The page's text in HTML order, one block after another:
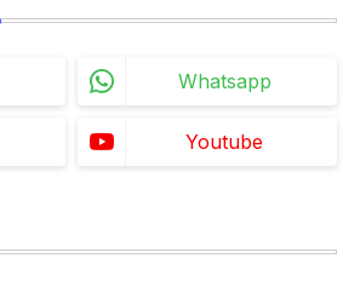
Whatsapp
Youtube